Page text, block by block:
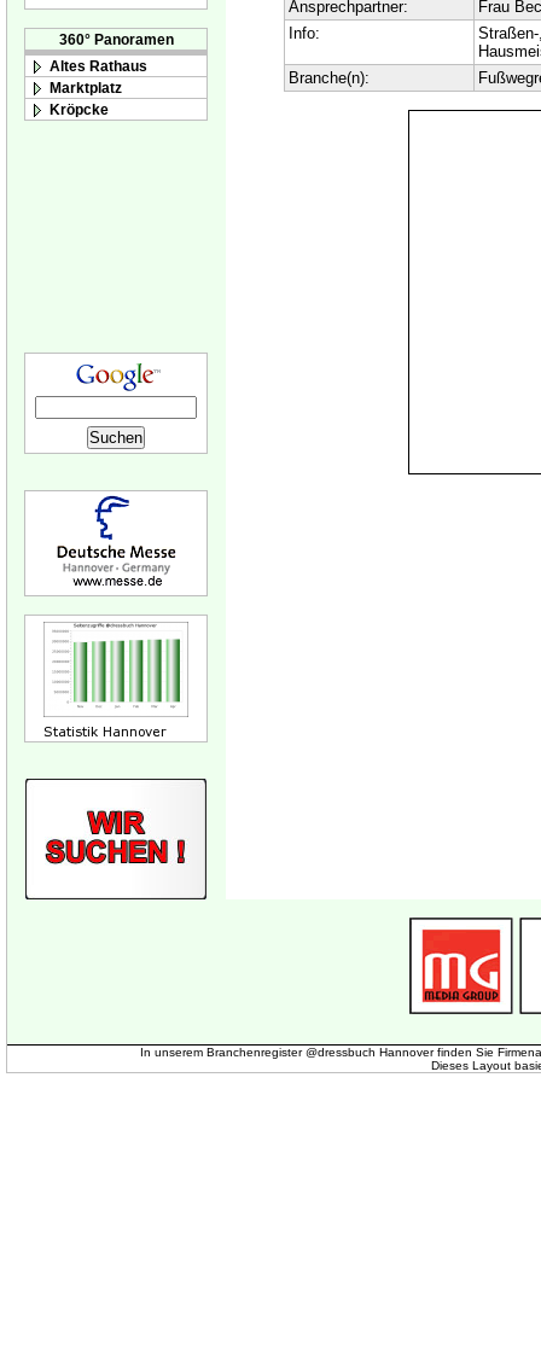
360° Panoramen
Altes Rathaus
Marktplatz
Kröpcke
Ansprechpartner:
Frau
Info:
Branche(n):
In unserem Branchenregister @dressbuch Hannover finden Sie
Dieses Layout